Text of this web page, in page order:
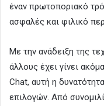
έναν πρωτοποριακό
ασφαλές και φιλικό
Με την ανάδειξη της
άλλους έχει γίνει
Chat, αυτή η
επιλογών. Από